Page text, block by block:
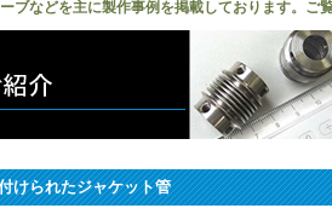
ブなどを主に製作事例を掲載しております。ご覧
けられたジャケット管